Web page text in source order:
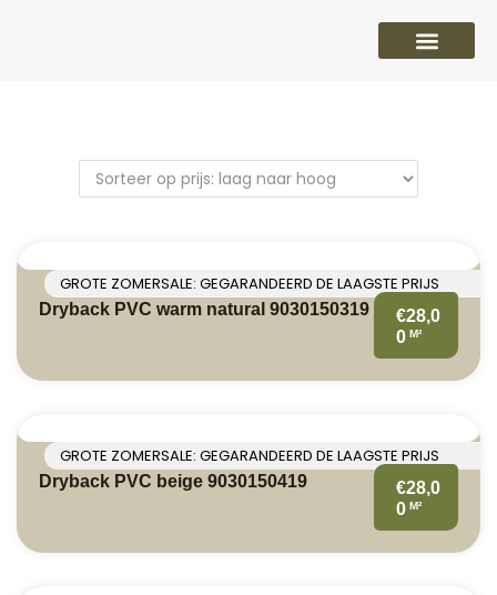
GROTE ZOMERSALE: GEGARANDEERD DE LAAGSTE PRIJS
Dryback PVC warm natural 9030150319
€28,0
0 M²
GROTE ZOMERSALE: GEGARANDEERD DE LAAGSTE PRIJS
Dryback PVC beige 9030150419
€28,0
0 M²